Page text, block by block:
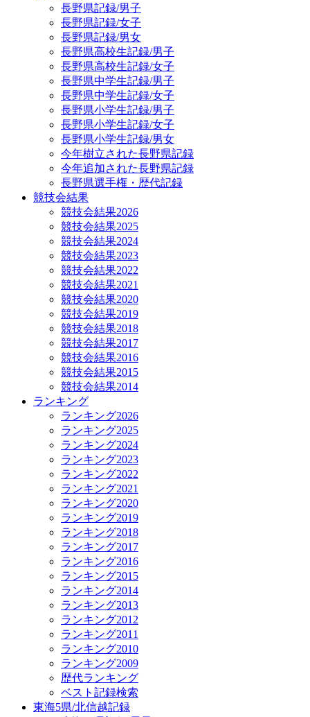
長野県記録/男子
長野県記録/女子
長野県記録/男女
長野県高校生記録/男子
長野県高校生記録/女子
長野県中学生記録/男子
長野県中学生記録/女子
長野県小学生記録/男子
長野県小学生記録/女子
長野県小学生記録/男女
今年樹立された長野県記録
今年追加された長野県記録
長野県選手権・歴代記録
競技会結果
競技会結果2026
競技会結果2025
競技会結果2024
競技会結果2023
競技会結果2022
競技会結果2021
競技会結果2020
競技会結果2019
競技会結果2018
競技会結果2017
競技会結果2016
競技会結果2015
競技会結果2014
ランキング
ランキング2026
ランキング2025
ランキング2024
ランキング2023
ランキング2022
ランキング2021
ランキング2020
ランキング2019
ランキング2018
ランキング2017
ランキング2016
ランキング2015
ランキング2014
ランキング2013
ランキング2012
ランキング2011
ランキング2010
ランキング2009
歴代ランキング
ベスト記録検索
東海5県/北信越記録